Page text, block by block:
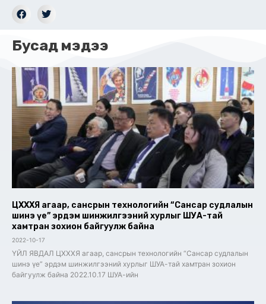
Бусад мэдээ
ЦХХХЯ агаар, сансрын технологийн “Сансар судлалын
шинэ үе” эрдэм шинжилгээний хурлыг ШУА-тай
хамтран зохион байгуулж байна
2022-10-17
ҮЙЛ ЯВДАЛ ЦХХХЯ агаар, сансрын технологийн “Сансар судлалын
шинэ үе” эрдэм шинжилгээний хурлыг ШУА-тай хамтран зохион
байгуулж байна 2022.10.17 ШУА-ийн